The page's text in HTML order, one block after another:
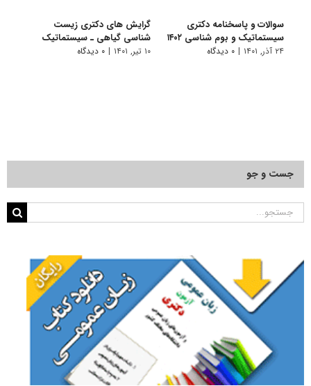
سوالات و پاسخنامه دکتری
سیستماتیک و بوم شناسی ۱۴۰۲
۲۴ آذر, ۱۴۰۱ | ۰ دیدگاه
گرایش های دکتری زیست
شناسی ﮔﻴﺎهی ـ ﺳﻴﺴﺘﻤﺎتیک
۱۰ تیر, ۱۴۰۱ | ۰ دیدگاه
جست و جو
جستجو